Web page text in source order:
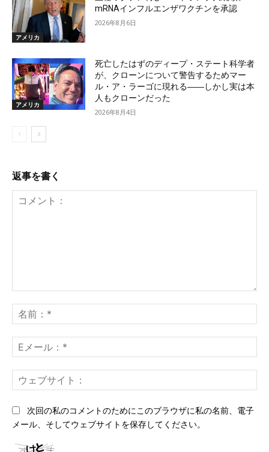
アメリカ
mRNAインフルエンザワクチンを承認
2026年8月6日
アメリカ
死亡したはずのディープ・ステート科学者
が、クローンについて警告するためマー
ル・ア・ラーゴに現れる――しかし実は本
人もクローンだった
2026年8月4日
返事を書く
ン
ト：
前
*
メ
ー
*ェ
次回の私のコメントのためにこのブラウザに私の名前、電子
メール、そしてウェブサイトを保存してください。